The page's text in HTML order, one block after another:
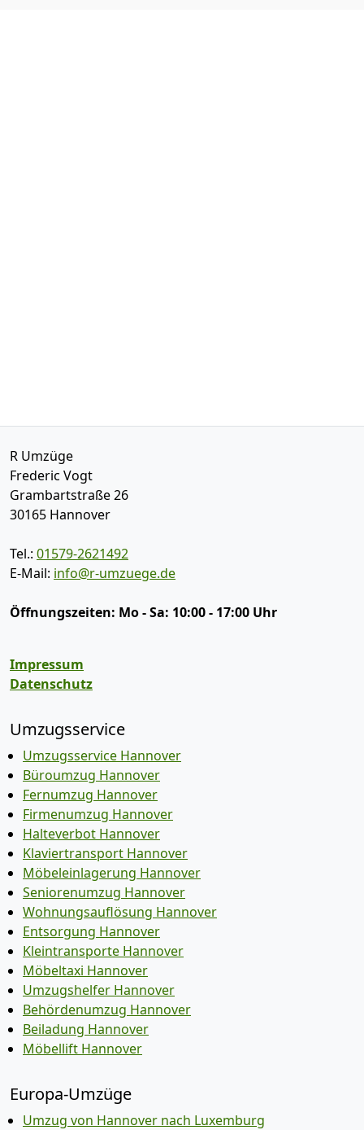
R Umzüge
Frederic Vogt
Grambartstraße 26
30165 Hannover
Tel.: 01579-2621492
E-Mail: info@r-umzuege.de
Öffnungszeiten: Mo - Sa: 10:00 - 17:00 Uhr
Impressum
Datenschutz
Umzugsservice
Umzugsservice Hannover
Büroumzug Hannover
Fernumzug Hannover
Firmenumzug Hannover
Halteverbot Hannover
Klaviertransport Hannover
Möbeleinlagerung Hannover
Seniorenumzug Hannover
Wohnungsauflösung Hannover
Entsorgung Hannover
Kleintransporte Hannover
Möbeltaxi Hannover
Umzugshelfer Hannover
Behördenumzug Hannover
Beiladung Hannover
Möbellift Hannover
Europa-Umzüge
Umzug von Hannover nach Luxemburg